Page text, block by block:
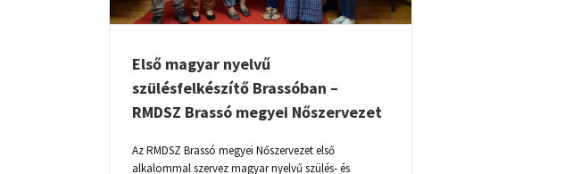
Első magyar nyelvű
szülésfelkészítő Brassóban –
RMDSZ Brassó megyei Nőszervezet
Az RMDSZ Brassó megyei Nőszervezet első
alkalommal szervez magyar nyelvű szülés- és